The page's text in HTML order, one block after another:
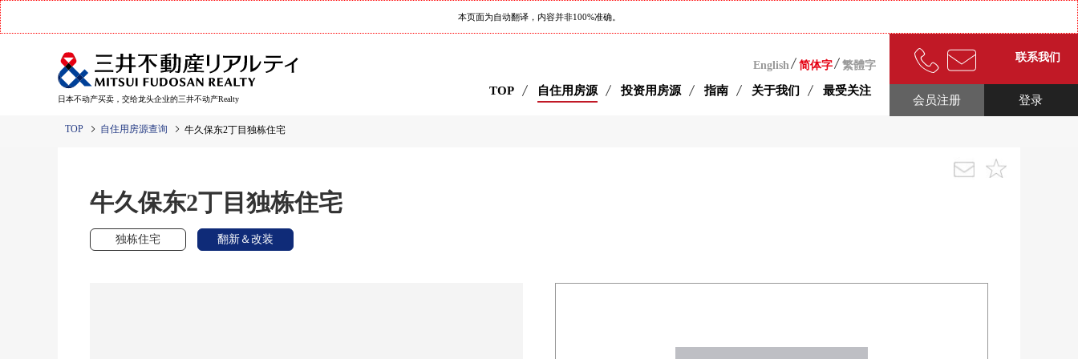
本页面为自动翻译，内容并非100%准确。
日本不动产买卖，交给龙头企业的三井不动产Realty
English 简体字 繁體字
TOP 自住用房源 投资用房源 指南 关于我们 最受关注
联系我们
登录
会员注册
TOP 自住用房源查询 牛久保东2丁目独栋住宅
牛久保东2丁目独栋住宅
独栋住宅 翻新＆改装